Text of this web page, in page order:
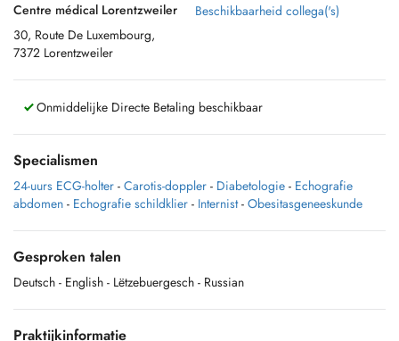
Centre médical Lorentzweiler
30, Route De Luxembourg,
7372 Lorentzweiler
Beschikbaarheid collega('s)
Onmiddelijke Directe Betaling beschikbaar
Specialismen
24-uurs ECG-holter - Carotis-doppler - Diabetologie - Echografie
abdomen - Echografie schildklier - Internist - Obesitasgeneeskunde
Gesproken talen
Deutsch - English - Lëtzebuergesch - Russian
Praktijkinformatie